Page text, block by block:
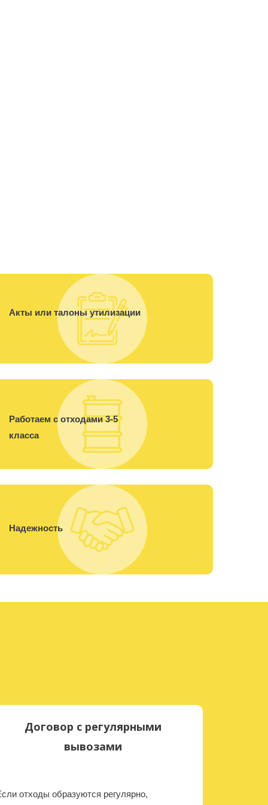
Надежность
Акты или талоны утилизации
Работаем с отходами 3-5
класса
Договор с регулярными
вывозами
отходы образуются регулярно,